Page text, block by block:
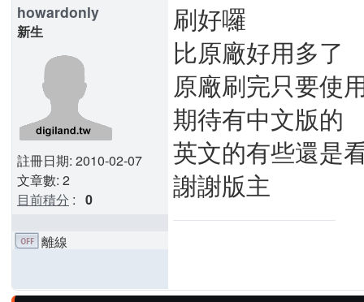
howardonly
新生
註冊日期: 2010-02-07
文章數: 2
目前積分 : 0
刷好囉
比原廠好用多了
原廠刷完只要使
期待有中文版的
英文的有些還是
謝謝版主
離線